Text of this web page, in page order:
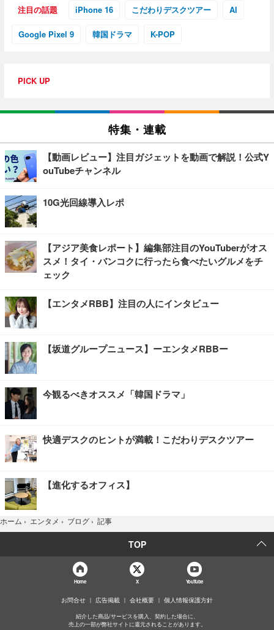
注目の話題 iPhone 16 こだわりデスクツアー AI
Google Pixel 9 韓国ドラマ K-POP
PICK UP
特集・連載
【動画レビュー】注目ガジェットを動画で解説！公式Y
ouTubeチャンネル
10G光回線導入レポ
【アジア美食レポート】編集部注目のYouTuberがオス
スメ！タイ・バンコクに行ったら食べたいグルメをチ
ェック
【エンタメRBB】注目の人にインタビュー
【坂道グループニュース】ーエンタメRBBー
今観るべきオススメ「韓国ドラマ」
快適デスクのヒントが満載！こだわりデスクツアー
【進化するオフィス】
ホーム › エンタメ › ブログ › 記事
TOP
Home X YouTube
お問合せ 広告掲載 会社概要 個人情報保護方針
紹介した商品/サービスを購入、契約した場合に、
売上の一部が弊社サイトに還元されることがあります。